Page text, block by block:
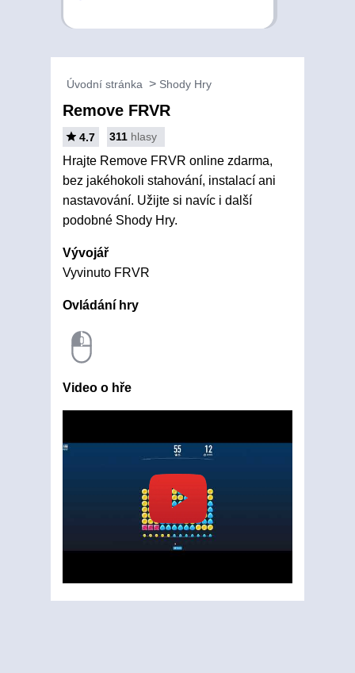
Úvodní stránka Shody Hry
Remove FRVR
4.7 311 hlasy
Hrajte Remove FRVR online zdarma,
bez jakéhokoli stahování, instalací ani
nastavování. Užijte si navíc i další
podobné Shody Hry.
Vývojář
Vyvinuto FRVR
Ovládání hry
Video o hře